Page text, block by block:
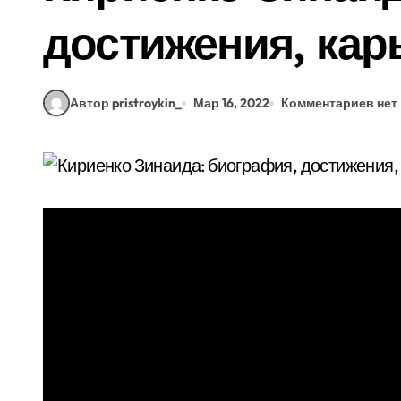
достижения,
Автор pristroykin_ Мар 16, 2022 Комментариев нет